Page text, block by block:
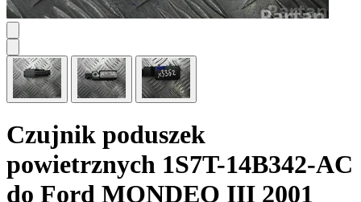
Czujnik poduszek
powietrznych 1S7T-14B342-AC
do Ford MONDEO III 2001